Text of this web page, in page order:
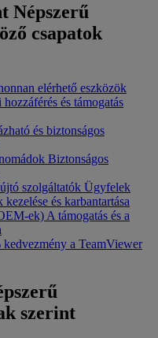
Népszerű
csapatok
elérhető eszközök
és támogatás
és biztonságos
Biztonságos
szolgáltatók Ügyfelek
és karbantartása
ek) A támogatás és a
kedvezmény a TeamViewer
szerint